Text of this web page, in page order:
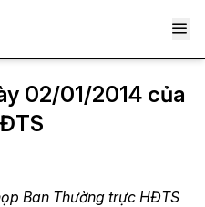
02/01/2014 của
Ban Thường trực HĐTS